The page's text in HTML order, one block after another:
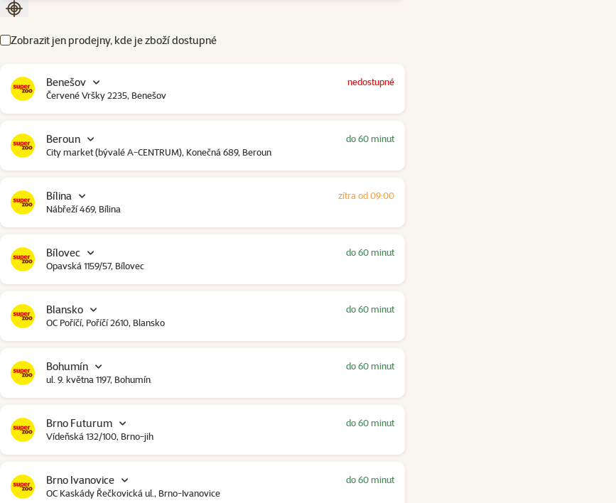
Seřadit podle aktuální polohy
Zobrazit jen prodejny, kde je zboží dostupné
Benešov
Červené Vršky 2235, Benešov
nedostupné
Beroun
City market (bývalé A-CENTRUM), Konečná 689, Beroun
do 60 minut
Bílina
Nábřeží 469, Bílina
zítra od 09:00
Bílovec
Opavská 1159/57, Bílovec
do 60 minut
Blansko
OC Poříčí, Poříčí 2610, Blansko
do 60 minut
Bohumín
ul. 9. května 1197, Bohumín
do 60 minut
Brno Futurum
Vídeňská 132/100, Brno-jih
do 60 minut
Brno Ivanovice
OC Kaskády Řečkovická ul., Brno-Ivanovice
do 60 minut